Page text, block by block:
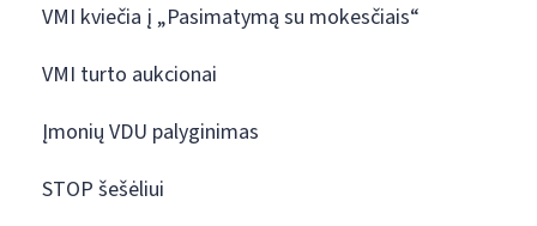
VMI kviečia į „Pasimatymą su mokesčiais“
VMI turto aukcionai
Įmonių VDU palyginimas
STOP šešėliui